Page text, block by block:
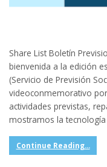
Share List Boletín
bienvenida a la edición
(Servicio de Previsión
videoconmemorativo
actividades previstas,
mostramos la tecnología
Continue Reading...